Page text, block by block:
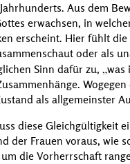
Aus dem
erwachsen, in
erscheint. Hier fühlt
oder als
Sinn dafür zu, was
als allgemeinster
diese Gleichgültigkeit
der Frauen voraus, wie
die Vorherrschaft